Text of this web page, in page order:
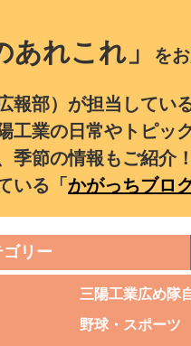
あれこれ」 を
報部）が担当してい
工業の日常やトピッ
季節の情報もご紹介！
いる「 かがっちブロ
ゴリー
三陽工業広め隊
野球・スポーツ